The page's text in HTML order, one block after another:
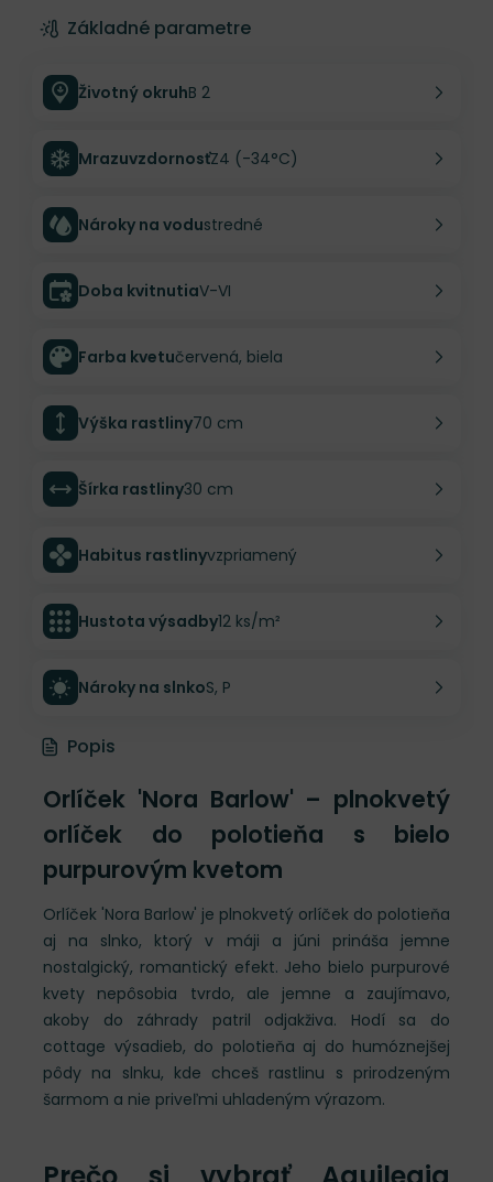
Základné parametre
Životný okruhB 2
MrazuvzdornosťZ4 (-34°C)
Nároky na vodustredné
Doba kvitnutiaV-VI
Farba kvetučervená, biela
Výška rastliny70 cm
Šírka rastliny30 cm
Habitus rastlinyvzpriamený
Hustota výsadby12 ks/m²
Nároky na slnkoS, P
Popis
Orlíček 'Nora Barlow' – plnokvetý
orlíček do polotieňa s bielo
purpurovým kvetom
Orlíček 'Nora Barlow' je plnokvetý orlíček do polotieňa
aj na slnko, ktorý v máji a júni prináša jemne
nostalgický, romantický efekt. Jeho bielo purpurové
kvety nepôsobia tvrdo, ale jemne a zaujímavo,
akoby do záhrady patril odjakživa. Hodí sa do
cottage výsadieb, do polotieňa aj do humóznejšej
pôdy na slnku, kde chceš rastlinu s prirodzeným
šarmom a nie priveľmi uhladeným výrazom.